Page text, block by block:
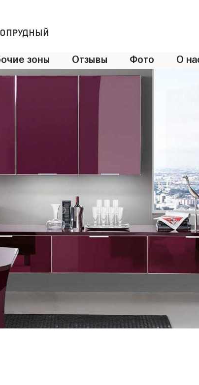
зоны Отзывы Фото О